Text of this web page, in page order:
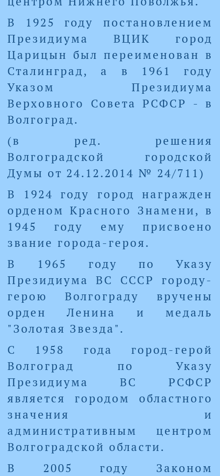
В 1925 году постановлением
Президиума ВЦИК город
Царицын был переименован в
Сталинград, а в 1961 году
Указом Президиума
Верховного Совета РСФСР - в
Волгоград.
(в ред. решения
Волгоградской городской
Думы от 24.12.2014 № 24/711)
В 1924 году город награжден
орденом Красного Знамени, в
1945 году ему присвоено
звание города-героя.
В 1965 году по Указу
Президиума ВС СССР городу-
герою Волгограду вручены
орден Ленина и медаль
"Золотая Звезда".
С 1958 года город-герой
Волгоград по Указу
Президиума ВС РСФСР
является городом областного
значения и
административным центром
Волгоградской области.
В 2005 году Законом